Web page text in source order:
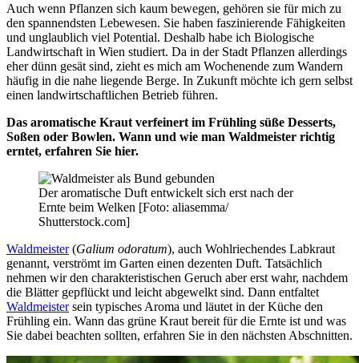
Auch wenn Pflanzen sich kaum bewegen, gehören sie für mich zu
den spannendsten Lebewesen. Sie haben faszinierende Fähigkeiten
und unglaublich viel Potential. Deshalb habe ich Biologische
Landwirtschaft in Wien studiert. Da in der Stadt Pflanzen allerdings
eher dünn gesät sind, zieht es mich am Wochenende zum Wandern
häufig in die nahe liegende Berge. In Zukunft möchte ich gern selbst
einen landwirtschaftlichen Betrieb führen.
Das aromatische Kraut verfeinert im Frühling süße Desserts,
Soßen oder Bowlen. Wann und wie man Waldmeister richtig
erntet, erfahren Sie hier.
Der aromatische Duft entwickelt sich erst nach der
Ernte beim Welken [Foto: aliasemma/
Shutterstock.com]
Waldmeister(Galium odoratum), auch Wohlriechendes Labkraut
genannt, verströmt im Garten einen dezenten Duft. Tatsächlich
nehmen wir den charakteristischen Geruch aber erst wahr, nachdem
die Blätter gepflückt und leicht abgewelkt sind. Dann entfaltet
Waldmeistersein typisches Aroma und läutet in der Küche den
Frühling ein. Wann das grüne Kraut bereit für die Ernte ist und was
Sie dabei beachten sollten, erfahren Sie in den nächsten Abschnitten.